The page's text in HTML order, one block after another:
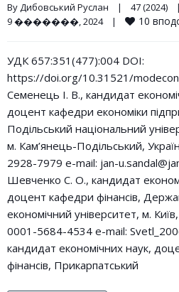
By Дибовський Руслан | 47 (2024) |
9 �������, 2024
| 10
УДК 657:351(477):004 DOI:
https://doi.org/10.31521/
Семенець І. В., кандидат
доцент кафедри економіки
Подільський національний
м. Кам’янець-Подільський,
2928-7979 e-mail: jan-
Шевченко С. О., кандидат
доцент кафедри фінансів,
економічний університет, м.
0001-5684-4534 e-mail:
кандидат економічних наук,
фінансів, Прикарпатський